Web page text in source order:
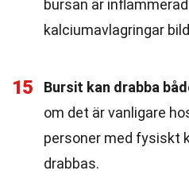
bursan är
kalciumavlagringar
15 Bursit kan drabba
om det är vanligare
personer med fysiskt
drabbas.